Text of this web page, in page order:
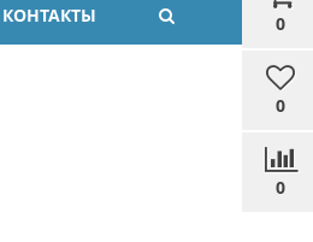
0
0
0
КОНТАКТЫ